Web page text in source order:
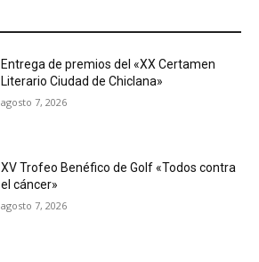
Entrega de premios del «XX Certamen
Literario Ciudad de Chiclana»
agosto 7, 2026
XV Trofeo Benéfico de Golf «Todos contra
el cáncer»
agosto 7, 2026